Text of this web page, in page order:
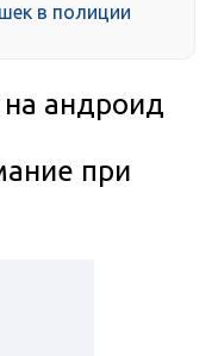
в полиции
андроид
при